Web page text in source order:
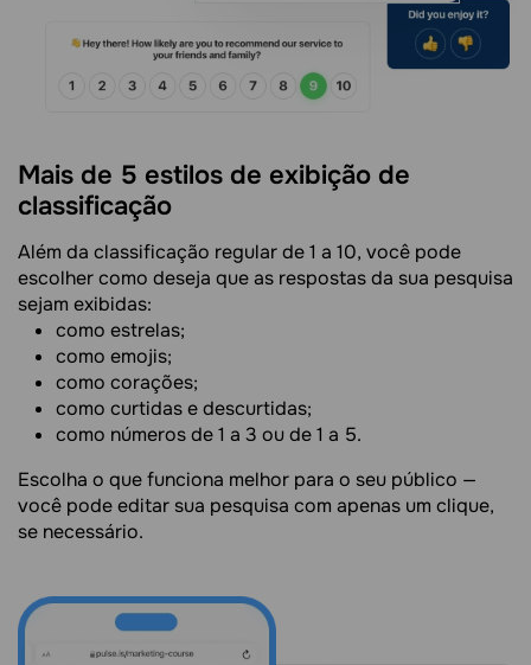
Mais de 5 estilos de exibição de
classificação
Além da classificação regular de 1 a 10, você pode
escolher como deseja que as respostas da sua pesquisa
sejam exibidas:
como estrelas;
como emojis;
como corações;
como curtidas e descurtidas;
como números de 1 a 3 ou de 1 a 5.
Escolha o que funciona melhor para o seu público —
você pode editar sua pesquisa com apenas um clique,
se necessário.